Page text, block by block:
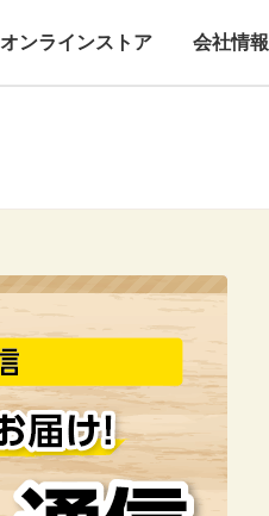
オンラインストア 会社情報